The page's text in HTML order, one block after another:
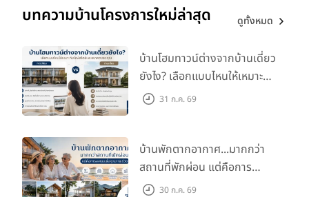
บทความบ้านโครงการใหม่ล่าสุด ดูทั้งหมด
บ้านโฮมทาวน์ต่างจากบ้านเดี่ยว
ยังไง? เลือกแบบไหนให้เหมาะ
กับไลฟ์สไตล์และอนาคตของ
31 ก.ค. 69
บ้านพักตากอากาศ...มากกว่า
สถานที่พักผ่อน แต่คือการ
ลงทุนเพื่อคุณภาพชีวิต
30 ก.ค. 69